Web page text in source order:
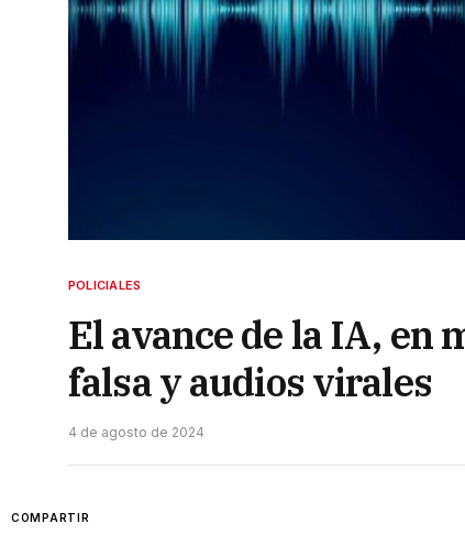
POLICIALES
El avance de la IA, en
falsa y audios virales
4 de agosto de 2024
COMPARTIR